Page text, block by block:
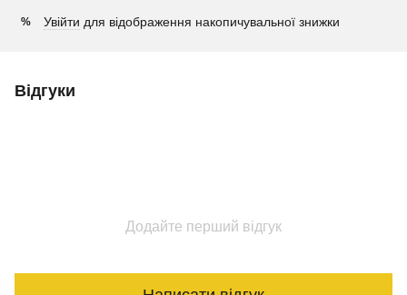
% Увійти для відображення накопичувальної знижки
Відгуки
Додайте перший відгук